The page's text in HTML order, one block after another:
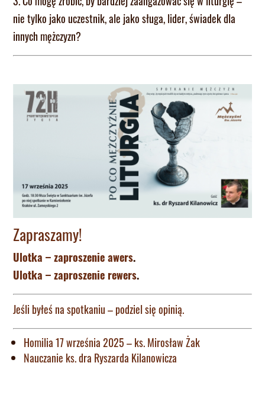
nie tylko jako uczestnik, ale jako sługa, lider, świadek dla
innych mężczyzn?
Zapraszamy!
Ulotka – zaproszenie awers.
Ulotka – zaproszenie rewers.
Jeśli byłeś na spotkaniu – podziel się opinią.
Homilia 17 września 2025 – ks. Mirosław Żak
Nauczanie ks. dra Ryszarda Kilanowicza